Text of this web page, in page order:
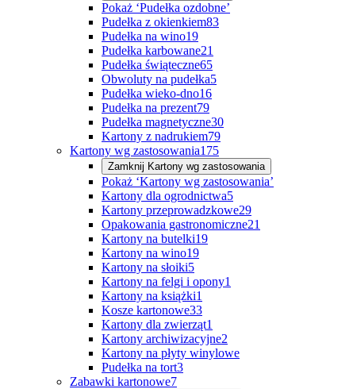
Pokaż ‘Pudełka ozdobne’
Pudełka z okienkiem83
Pudełka na wino19
Pudełka karbowane21
Pudełka świąteczne65
Obwoluty na pudełka5
Pudełka wieko-dno16
Pudełka na prezent79
Pudełka magnetyczne30
Kartony z nadrukiem79
Kartony wg zastosowania175
Zamknij Kartony wg zastosowania
Pokaż ‘Kartony wg zastosowania’
Kartony dla ogrodnictwa5
Kartony przeprowadzkowe29
Opakowania gastronomiczne21
Kartony na butelki19
Kartony na wino19
Kartony na słoiki5
Kartony na felgi i opony1
Kartony na książki1
Kosze kartonowe33
Kartony dla zwierząt1
Kartony archiwizacyjne2
Kartony na płyty winylowe
Pudełka na tort3
Zabawki kartonowe7